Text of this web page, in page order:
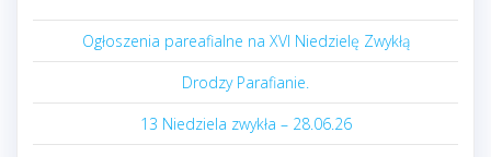
Ogłoszenia pareafialne na XVI Niedzielę Zwykłą
Drodzy Parafianie.
13 Niedziela zwykła – 28.06.26